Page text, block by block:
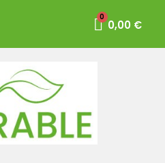
0,00 €